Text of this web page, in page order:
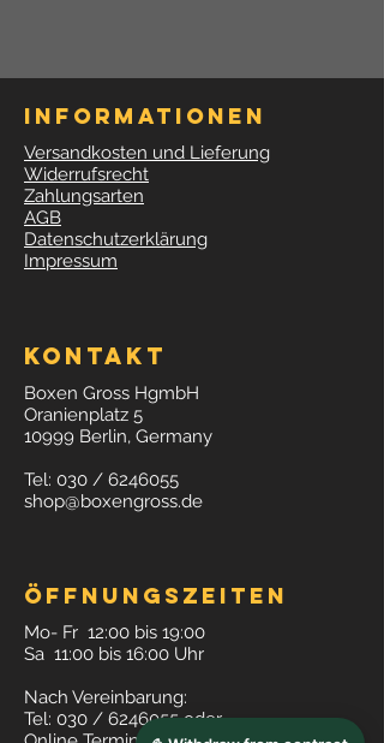
Informationen
Versandkosten und Lieferung
Widerrufsrecht
Zahlungsarten
AGB
Datenschutzerklärung
Impressum
Kontakt
Boxen Gross HgmbH
Oranienplatz 5
10999 Berlin, Germany
Tel: 030 / 6246055
shop@boxengross.de
Öffnungszeiten
Mo- Fr 12:00 bis 19:00
Sa 11:00 bis 16:00 Uhr
Nach Vereinbarung:
Tel: 030 / 6246055oder